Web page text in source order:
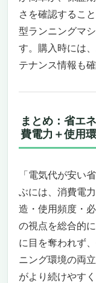
タン
こんな
微妙かも
まとめ
省エネ
長時間
ザイン
スマー
UP
こんな
MERACH
毎日の
と「ア
静音性
さを確認するこ
型ランニングマ
す。購入時には
テナンス情報も
まとめ：省エ
費電力＋使用
「電気代が安い
ぶには、消費電
造・使用頻度・
の視点を総合的
に目を奪われず
ニング環境の両
がより続けやす